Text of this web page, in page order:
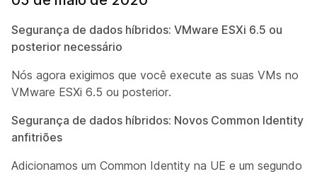
Segurança de dados híbridos: VMware ESXi 6.5 ou
posterior necessário
Nós agora exigimos que você execute as suas VMs no
VMware ESXi 6.5 ou posterior.
Segurança de dados híbridos: Novos Common Identity
anfitriões
Adicionamos um Common Identity na UE e um segundo